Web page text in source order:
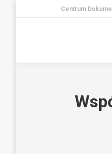
Centrum